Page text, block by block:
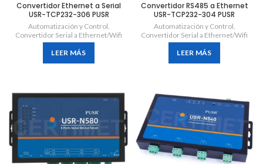
Convertidor Ethernet a Serial
USR-TCP232-306 PUSR
Automatización y Control,
Convertidor Serial a Ethernet/Wifi
LEER MÁS
Convertidor RS485 a Ethernet
USR-TCP232-304 PUSR
Automatización y Control,
Convertidor Serial a Ethernet/Wifi
LEER MÁS